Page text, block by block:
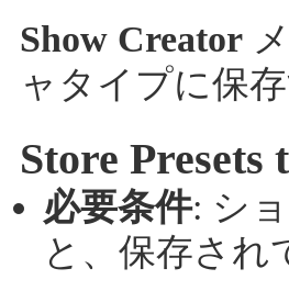
Show Creator
ャタイプに保
Store
必要条件: シ
と、保存さ